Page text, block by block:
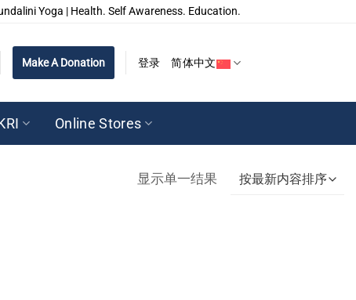
Yoga | Health. Self Awareness. Education.
Make A Donation 登录 简体中文
Online Stores
显示单一结果